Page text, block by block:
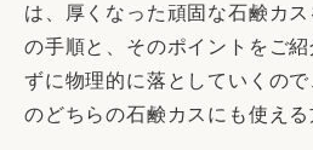
は、厚くなった頑固な石鹸カ
の手順と、そのポイントをご
ずに物理的に落としていくの
のどちらの石鹸カスにも使える